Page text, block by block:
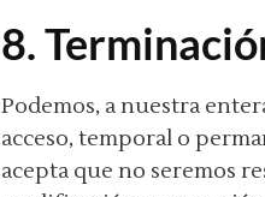
8.
Podemos, a nuestra
acceso, temporal o
acepta que no seremos